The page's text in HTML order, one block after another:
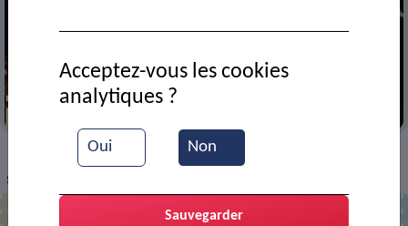
VIE MUNICIPALE > Ressources documentaires
Spectacle : la grande collection
Oui Non
Acceptez-vous les cookies
analytiques ?
Sauvegarder